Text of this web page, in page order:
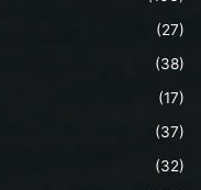
(27)
(38)
(17)
(37)
(32)